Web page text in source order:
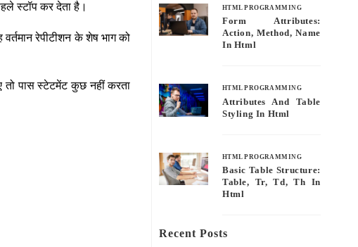
स्टॉप कर देता है।
रेपीटीशन के शेष भाग को
तो पास स्टेटमेंट कुछ नहीं करता
HTML PROGRAMMING
Form Attributes:
Action, Method, Name
In Html
HTML PROGRAMMING
Attributes And Table
Styling In Html
HTML PROGRAMMING
Basic Table Structure:
Table, Tr, Td, Th In
Html
Recent Posts